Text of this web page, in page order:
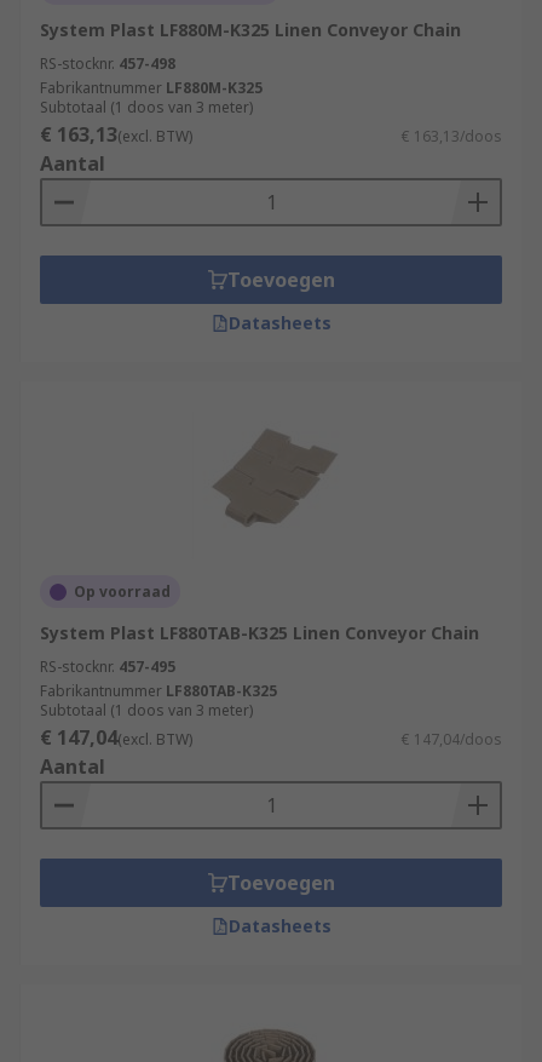
System Plast LF880M-K325 Linen Conveyor Chain
RS-stocknr. 457-498
Fabrikantnummer LF880M-K325
Subtotaal (1 doos van 3 meter)
€ 163,13(excl. BTW) € 163,13/doos
Aantal
Toevoegen
Datasheets
Op voorraad
System Plast LF880TAB-K325 Linen Conveyor Chain
RS-stocknr. 457-495
Fabrikantnummer LF880TAB-K325
Subtotaal (1 doos van 3 meter)
€ 147,04(excl. BTW) € 147,04/doos
Aantal
Toevoegen
Datasheets